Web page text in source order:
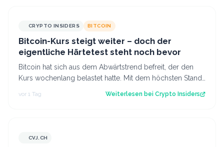
CRYPTO INSIDERS BITCOIN
Bitcoin-Kurs steigt weiter – doch der
eigentliche Härtetest steht noch bevor
Bitcoin hat sich aus dem Abwärtstrend befreit, der den
Kurs wochenlang belastet hatte. Mit dem höchsten Stand
seit fast einer Woche keimt ne…
vor 1 Tag Weiterlesen bei Crypto Insiders
CVJ.CHCVJ.CH